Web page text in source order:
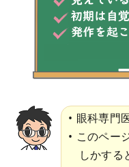
眼科専門
このペー
しかする